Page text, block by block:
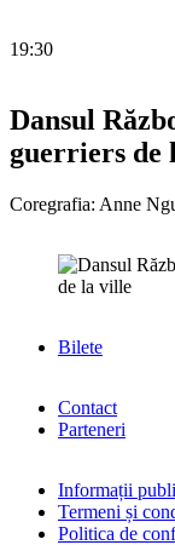
19:30
Dansul
guerriers de
Coregrafia: Anne
Bilete
Contact
Parteneri
Informații
Termeni și
Politica de